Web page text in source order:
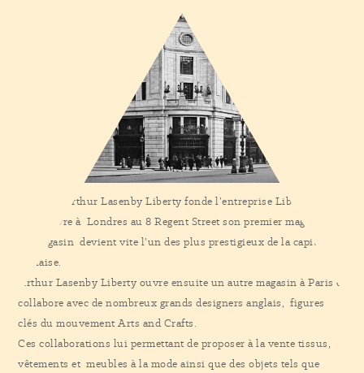
En 1875, Arthur Lasenby Liberty fonde l’entreprise Liberty and
co et ouvre à Londres au 8 Regent Street son premier magasin.
Le magasin devient vite l’un des plus prestigieux de la capitale
anglaise.
Arthur Lasenby Liberty ouvre ensuite un autre magasin à Paris et
collabore avec de nombreux grands designers anglais, figures
clés du mouvement Arts and Crafts.
Ces collaborations lui permettant de proposer à la vente tissus,
vêtements et meubles à la mode ainsi que des objets tels que